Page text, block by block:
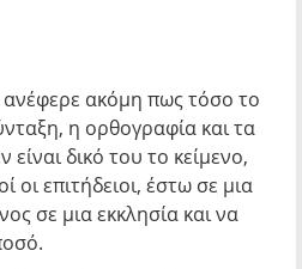
ακόμη πως τόσο το
η ορθογραφία και τα
δικό του το κείμενο,
επιτήδειοι, έστω σε μια
σε μια εκκλησία και να